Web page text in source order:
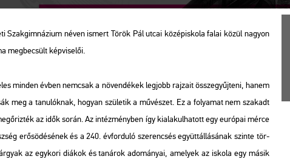
néven is­mert Török Pál utcai kö­zép­is­ko­la falai közül na­gyon
meg­be­csült kép­vi­se­lői.
min­den évben nem­csak a nö­ven­dé­kek leg­jobb raj­za­it össze­gyűj­te­ni, hanem
meg a ta­nu­lók­nak, ho­gyan szü­le­tik a mű­vé­szet. Ez a fo­lya­mat nem sza­kadt
az idők során. Az in­téz­mény­ben így ki­ala­kul­ha­tott egy eu­ró­pai mérce
erő­sö­dé­sé­nek és a 240. év­for­du­ló sze­ren­csés együtt­ál­lá­sá­nak szin­te tör­
az egy­ko­ri di­á­kok és ta­ná­rok ado­má­nyai, ame­lyek az is­ko­la egy másik